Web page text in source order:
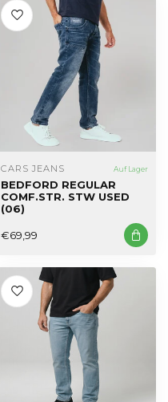
CARS JEANS Auf Lager
BEDFORD REGULAR
COMF.STR. STW USED
(06)
€69,99